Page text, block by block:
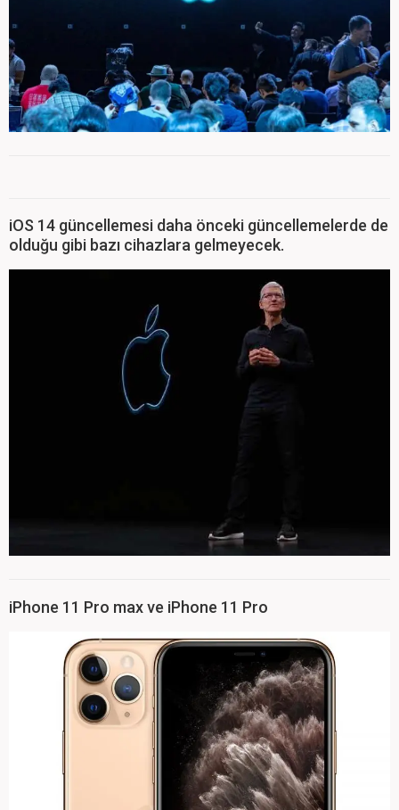
iOS 14 güncellemesi daha önceki güncellemelerde de
olduğu gibi bazı cihazlara gelmeyecek.
iPhone 11 Pro max ve iPhone 11 Pro